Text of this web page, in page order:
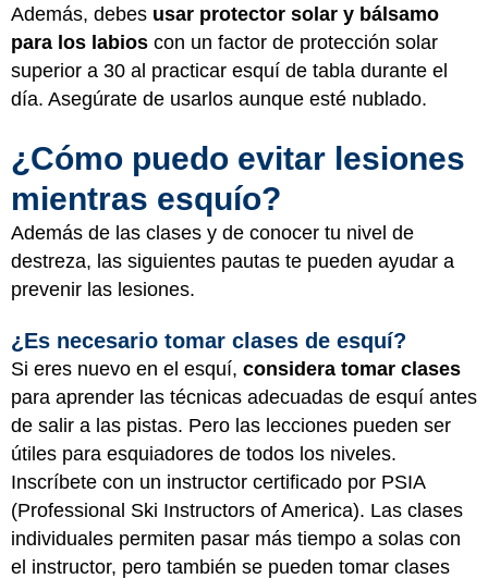
Además, debes usar protector solar y bálsamo
para los labios con un factor de protección solar
superior a 30 al practicar esquí de tabla durante el
día. Asegúrate de usarlos aunque esté nublado.
¿Cómo puedo evitar lesiones
mientras esquío?
Además de las clases y de conocer tu nivel de
destreza, las siguientes pautas te pueden ayudar a
prevenir las lesiones.
¿Es necesario tomar clases de esquí?
Si eres nuevo en el esquí, considera tomar clases
para aprender las técnicas adecuadas de esquí antes
de salir a las pistas. Pero las lecciones pueden ser
útiles para esquiadores de todos los niveles.
Inscríbete con un instructor certificado por PSIA
(Professional Ski Instructors of America). Las clases
individuales permiten pasar más tiempo a solas con
el instructor, pero también se pueden tomar clases